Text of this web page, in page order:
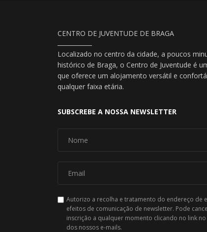
CENTRO DE JUVENTUDE DE BRAGA
Localizado no centro da cidade, a poucos
histórico de Braga, o Centro de Juventude é
que oferece um alojamento versátil e
qualquer faixa etária.
SUBSCREBE A NOSSA NEWSLETTER
Autorizo a recolha e tratamento do endereço de
efeitos de comunicação de newsletter. Pode
inscrição a qualquer momento clicando no link
dos nossos e-mails.